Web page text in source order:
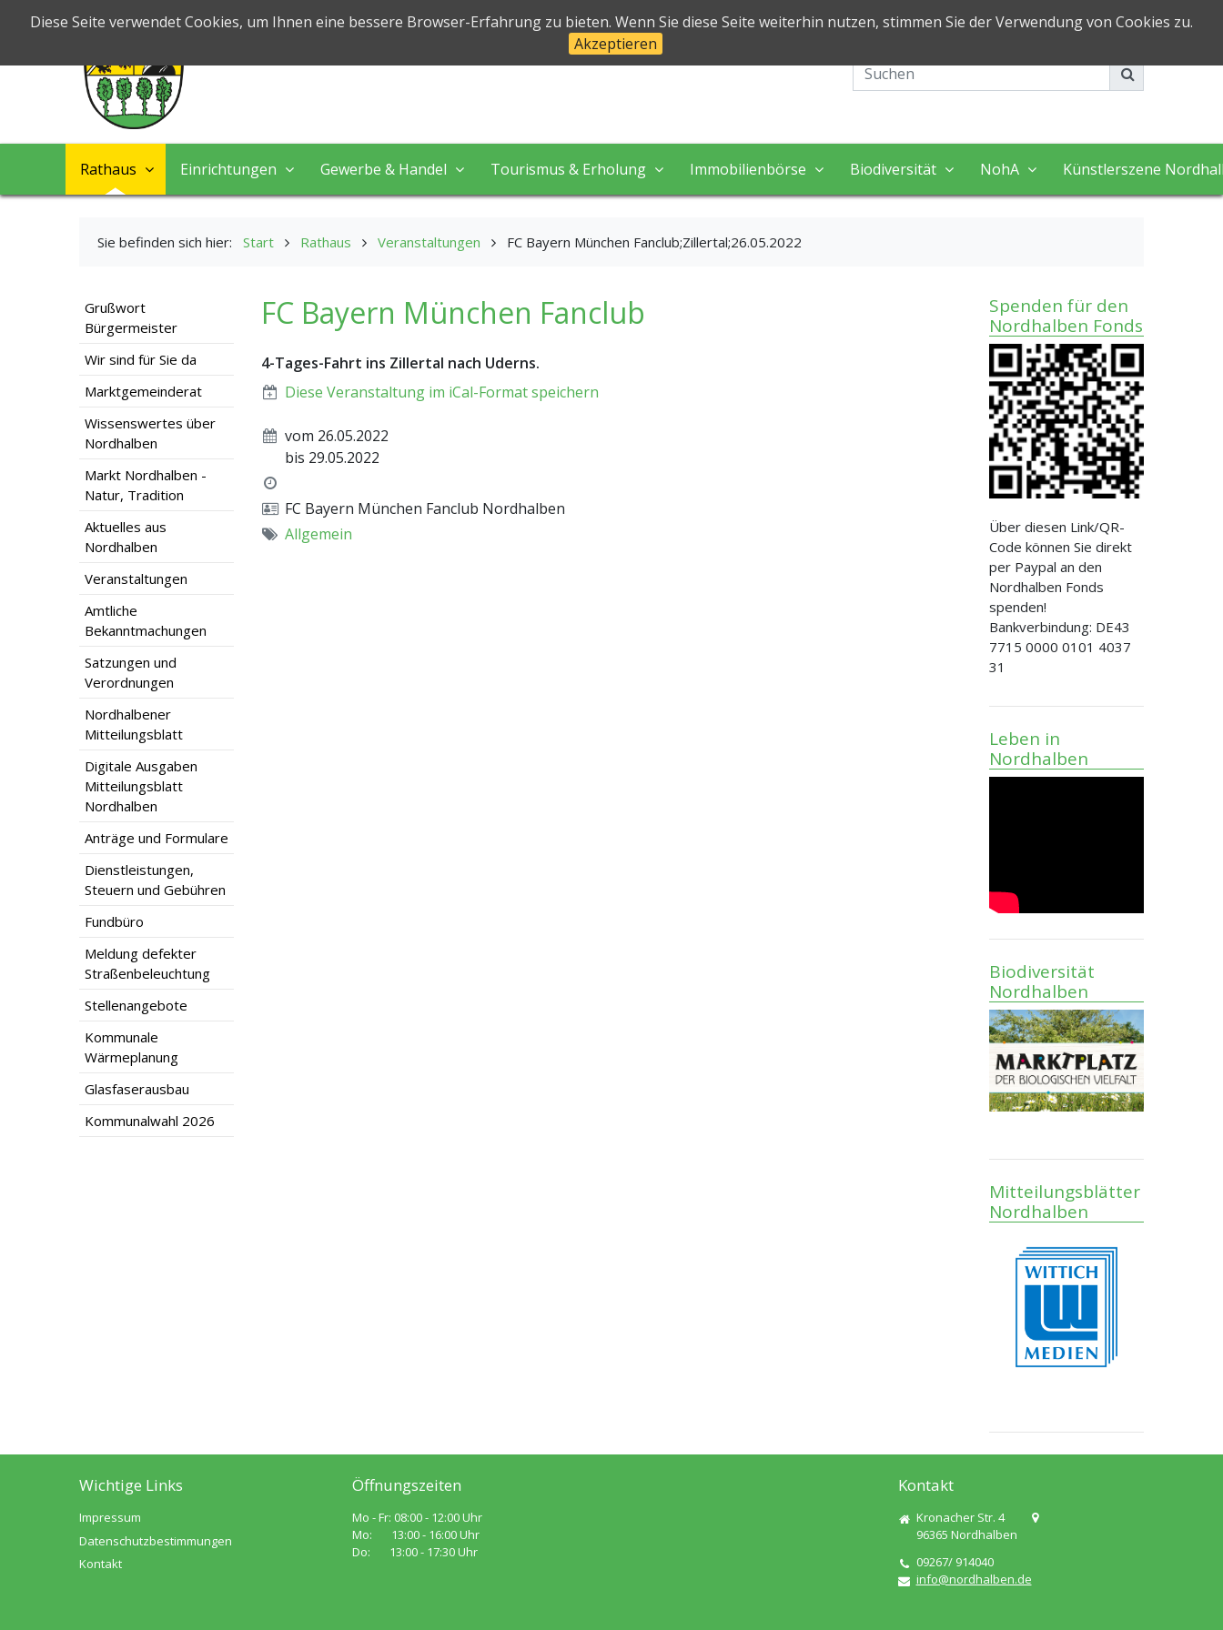
Diese Seite verwendet Cookies, um Ihnen eine bessere Browser-Erfahrung zu bieten. Wenn Sie diese Seite weiterhin nutzen, stimmen Sie der Verwendung von Cookies zu.
Akzeptieren
Markt Nordhalben
Leben & Arbeiten in perfekter Natur!
Impressum Kontakt
Rathaus Einrichtungen Gewerbe & Handel Tourismus & Erholung Immobilienbörse Biodiversität NohA Künstlerszene
Sie befinden sich hier: Start Rathaus Veranstaltungen FC Bayern München Fanclub;Zillertal;26.05.2022
Grußwort
Bürgermeister
Wir sind für Sie da
Marktgemeinderat
Wissenswertes über
Nordhalben
Markt Nordhalben -
Natur, Tradition
Aktuelles aus
Nordhalben
Veranstaltungen
Amtliche
Bekanntmachungen
Satzungen und
Verordnungen
Nordhalbener
Mitteilungsblatt
Digitale Ausgaben
Mitteilungsblatt
Nordhalben
Anträge und Formulare
Dienstleistungen,
Steuern und Gebühren
Fundbüro
Meldung defekter
Straßenbeleuchtung
Stellenangebote
Kommunale
Wärmeplanung
Glasfaserausbau
Kommunalwahl 2026
FC Bayern München Fanclub
4-Tages-Fahrt ins Zillertal nach Uderns.
Diese Veranstaltung im iCal-Format speichern
vom 26.05.2022
bis 29.05.2022
FC Bayern München Fanclub Nordhalben
Allgemein
Spenden für den
Nordhalben Fonds
Über diesen Link/QR-
Code können Sie direkt
per Paypal an den
Nordhalben Fonds
spenden!
Bankverbindung: DE43
7715 0000 0101 4037
31
Leben in
Nordhalben
Biodiversität
Nordhalben
Mitteilungsblätter
Nordhalben
Wichtige Links
Impressum
Datenschutzbestimmungen
Kontakt
Öffnungszeiten
Mo - Fr: 08:00 - 12:00 Uhr
Mo: 13:00 - 16:00 Uhr
Do: 13:00 - 17:30 Uhr
Kontakt
Kronacher Str. 4
96365 Nordhalben
09267/ 914040
info@nordhalben.de